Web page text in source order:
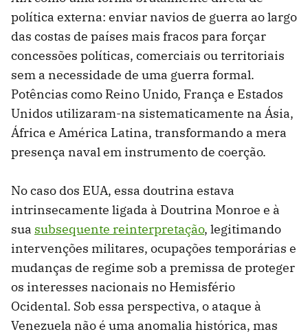
política externa: enviar navios de guerra ao largo
das costas de países mais fracos para forçar
concessões políticas, comerciais ou territoriais
sem a necessidade de uma guerra formal.
Potências como Reino Unido, França e Estados
Unidos utilizaram-na sistematicamente na Ásia,
África e América Latina, transformando a mera
presença naval em instrumento de coerção.
No caso dos EUA, essa doutrina estava
intrinsecamente ligada à Doutrina Monroe e à
sua subsequente reinterpretação, legitimando
intervenções militares, ocupações temporárias e
mudanças de regime sob a premissa de proteger
os interesses nacionais no Hemisfério
Ocidental. Sob essa perspectiva, o ataque à
Venezuela não é uma anomalia histórica, mas